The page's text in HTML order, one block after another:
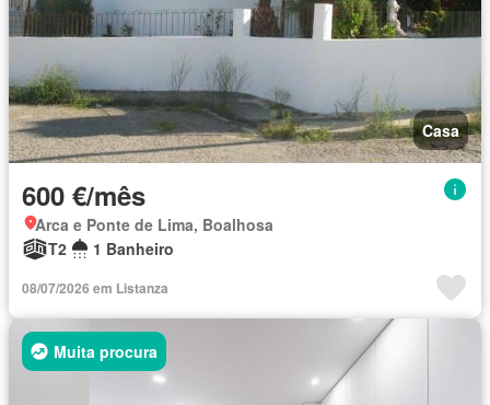
Casa
600 €/mês
Arca e Ponte de Lima, Boalhosa
T2
1 Banheiro
08/07/2026 em Listanza
Muita procura